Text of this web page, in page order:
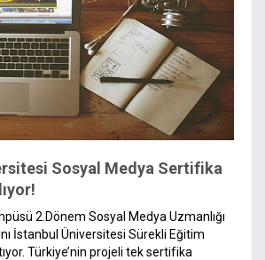
Sosyal Medya Sertifika
2.Dönem Sosyal Medya Uzmanlığı
İstanbul Üniversitesi Sürekli Eğitim
Türkiye’nin projeli tek sertifika